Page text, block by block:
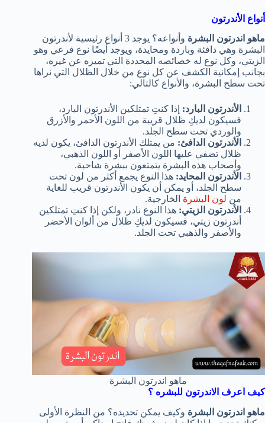
أنواع الأندرتون
ماهو اندرتون البشرة
وأنواعه؟ يوجد 3 أنواع رئيسية لأندرتون
البشرة وهي دافئة وباردة ومحايدة، ويوجد أيضًا نوع فرعي وهو
الزيتي، وكل نوع له خصائصه المحددة التي تميزه عن غيره،
بجانب إمكانية الكشف عن كل نوع من خلال الظلال التي نراها
تحت سطح البشرة، والأنواع كالتالي:
الأندرتون البارد: إذا كنتِ تمتلكين الأندرتون البارد،
فسيكون لديكِ ظلال قريبة من اللون الأحمر والأزرق
والوردي تحت سطح الجلد.
الأندرتون الدافئ: من يمتلك الأندرتون الدافئ، يكون لديه
ظلال تضفي عليها اللون الأصفر أو اللون الذهبي،
وأصحاب هذه البشرة يتمتعون ببشرة شاحبة.
الأندرتون المحايد: هذا النوع يجمع أكثر من لون تحت
سطح الجلد، أو يمكن أن يكون الأندرتون قريب للغاية
من لون البشرة الخارجية.
الأندرتون الزيتي: هذا النوع نادر، ولكن إذا كنتِ تمتلكين
أندرتون زيتي، فسيكون لديكِ ظلال من ألوان الأخضر
والأصفر والذهبي تحت الجلد.
ماهو اندرتون البشرة
كيف اعرف الاندرتون للبشره ؟
ماهو اندرتون البشرة وكيف يمكن تحديده؟ من النظرة الأولى